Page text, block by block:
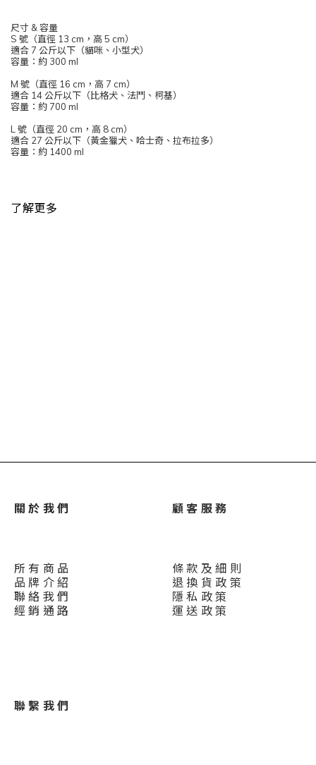
尺寸 & 容量
S 號（直徑 13 cm，高 5 cm）
適合 7 公斤以下（貓咪、小型犬）
容量：約 300 ml
M 號（直徑 16 cm，高 7 cm）
適合 14 公斤以下（比格犬、法鬥、柯基）
容量：約 700 ml
L 號（直徑 20 cm，高 8 cm）
適合 27 公斤以下（黃金獵犬、哈士奇、拉布拉多）
容量：約 1400 ml
了解更多
關 於 我 們
所 有 商 品
品 牌 介 紹
聯 絡 我 們
經 銷 通 路
顧 客 服 務
條 款 及 細 則
退 換 貨 政 策
隱 私 政 策
運 送 政 策
聯 繫 我 們